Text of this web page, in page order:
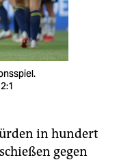
in hundert
gegen